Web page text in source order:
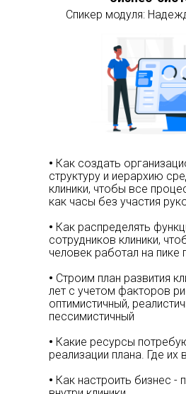
• Как создать
структуру и иерархию
клиники, чтобы все
как часы без участия
• Как распределять
сотрудников клиники,
человек работал на пике
• Строим план развития
лет с учетом факторов
оптимистичный,
пессимистичный
• Какие ресурсы
реализации плана. Где их
• Как настроить бизнес -
Спикер модуля: